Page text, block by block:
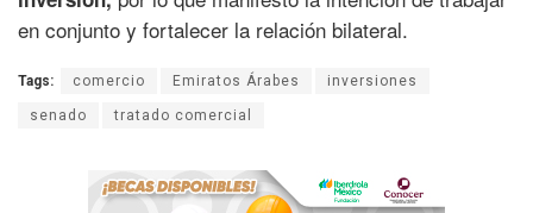
en conjunto y fortalecer la relación bilateral.
Tags: comercio Emiratos Árabes inversiones
senado tratado comercial